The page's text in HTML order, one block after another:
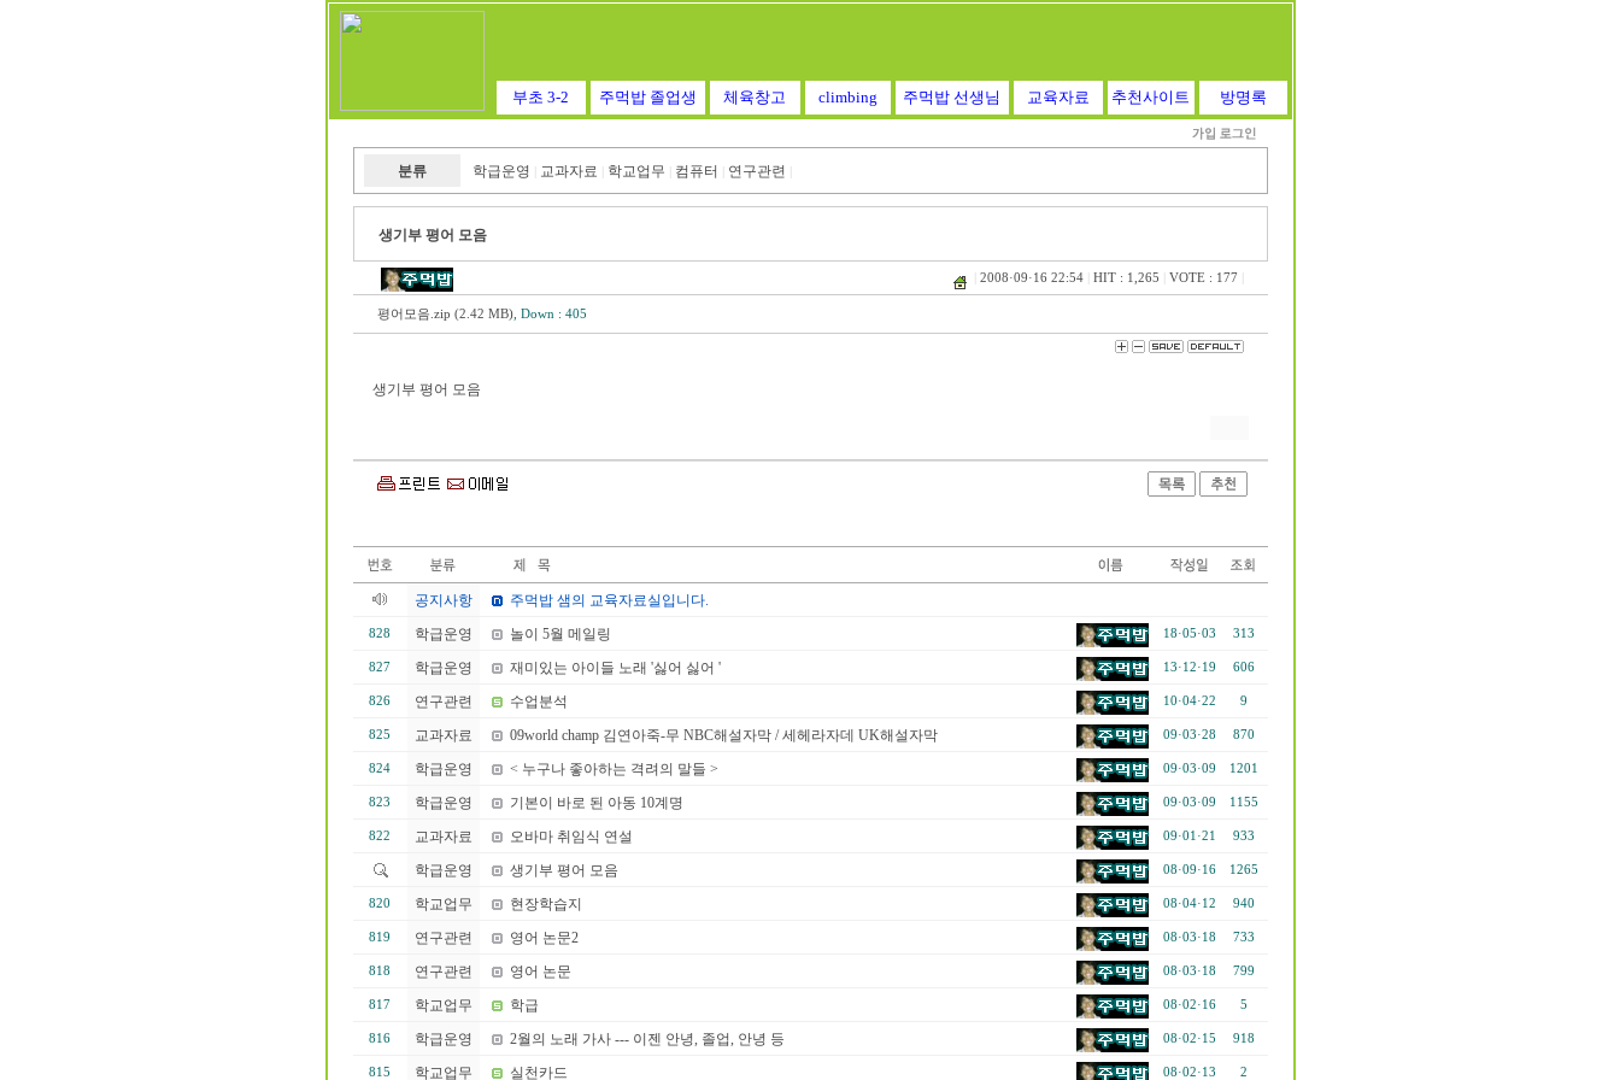
부초 3-2 주먹밥 졸업생 체육창고 climbing 주먹밥 선생님 교육자료 추천사이트 방명록
분류 학급운영 교과자료 학교업무 컴퓨터 연구관련
생기부 평어 모음
2008·09·16 22:54 HIT : 1,265 VOTE : 177
평어모음.zip (2.42 MB), Down : 405
생기부 평어 모음
공지사항 주먹밥 샘의 교육자료실입니다.
828 학급운영 놀이 5월 메일링 18·05·03 313
827 학급운영 재미있는 아이들 노래 '싫어 싫어 ' 13·12·19 606
826 연구관련 수업분석 10·04·22 9
825 교과자료 09world champ 김연아죽-무 NBC해설자막 / 세헤라자데 UK해설자막 09·03·28 870
824 학급운영 < 누구나 좋아하는 격려의 말들 > 09·03·09 1201
823 학급운영 기본이 바로 된 아동 10계명 09·03·09 1155
822 교과자료 오바마 취임식 연설 09·01·21 933
학급운영 생기부 평어 모음 08·09·16 1265
820 학교업무 현장학습지 08·04·12 940
819 연구관련 영어 논문2 08·03·18 733
818 연구관련 영어 논문 08·03·18 799
817 학교업무 학급 08·02·16 5
816 학급운영 2월의 노래 가사 --- 이젠 안녕, 졸업, 안녕 등 08·02·15 918
815 학교업무 실천카드 08·02·13 2